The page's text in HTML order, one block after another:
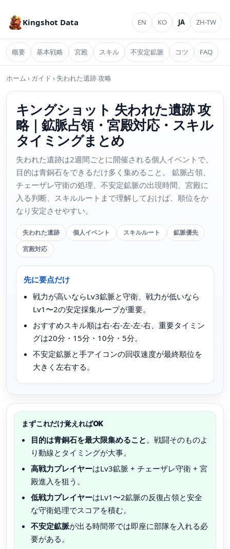
Kingshot Data EN KO JA ZH-TW
概要 基本戦略 宮殿 スキル 不安定鉱脈 コツ FAQ
ホーム › ガイド › 失われた遺跡 攻略
キングショット 失われた遺跡 攻
略｜鉱脈占領・宮殿対応・スキル
タイミングまとめ
失われた遺跡は2週間ごとに開催される個人イベントで、
目的は青銅石をできるだけ多く集めること。 鉱脈占領、
チェーザレ守衛の処理、不安定鉱脈の出現時間、宮殿に
入る判断、スキルルートまで理解しておけば、順位をか
なり安定させやすい。
失われた遺跡 個人イベント スキルルート
鉱脈優先
宮殿対応
先に要点だけ
戦力が高いならLv3鉱脈と守衛、戦力が低いなら
Lv1〜2の安定採集ループが重要。
おすすめスキル順は右-右-左-左-右、重要タイミン
グは20分・15分・10分・5分。
不安定鉱脈と手アイコンの回収速度が最終順位を
大きく左右する。
まずこれだけ覚えればOK
目的は青銅石を最大限集めること。戦闘そのものよ
り動線とタイミングが大事。
高戦力プレイヤーはLv3鉱脈 + チェーザレ守衛 + 宮
殿進入を狙う。
低戦力プレイヤーはLv1〜2鉱脈の反復占領と安全
な守衛処理でスコアを積む。
不安定鉱脈が出る時間帯では即座に部隊を入れる必
要がある。